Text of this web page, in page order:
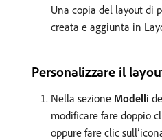
Una copia del layout di
creata e aggiunta in
Personalizzare il
Nella sezione Modelli
modificare fare doppio
oppure fare clic